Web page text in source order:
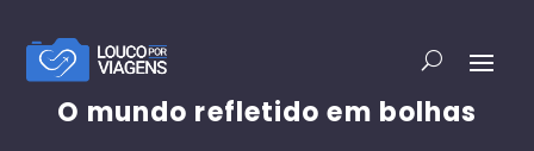
O mundo refletido em bolhas